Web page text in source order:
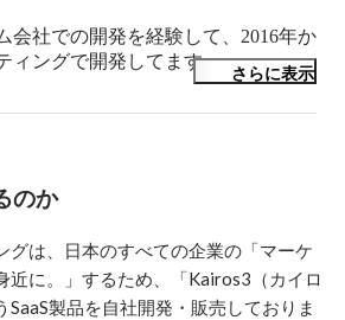
会社での開発を経験して、2016年か
ィングで開発してます。
ついて調べ上げたこともあります。
とのない新たな経験が毎日のように
流れの中で、自分のスキルをこれま
ップしていきたいです。
さらに表示
のか
グは、日本のすべての企業の「マーケ
近に。」するため、「Kairos3（カイロ
SaaS製品を自社開発・販売しておりま